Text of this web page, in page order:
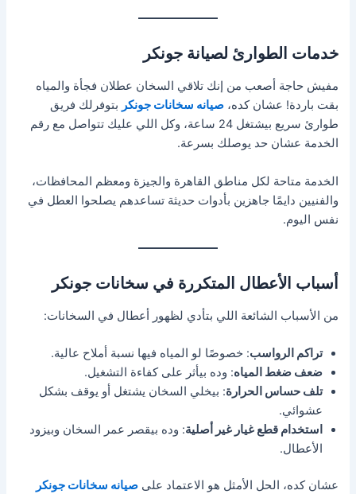
خدمات الطوارئ لصيانة جونكر
مفيش حاجة أصعب من إنك تلاقي السخان عطلان فجأة والمياه
بقت باردة! عشان كده،صيانه سخانات جونكر بتوفرلك فريق
طوارئ سريع بيشتغل 24 ساعة، وكل اللي عليك تتواصل مع رقم
الخدمة عشان حد يوصلك بسرعة.
الخدمة متاحة لكل مناطق القاهرة والجيزة ومعظم المحافظات،
والفنيين دايمًا جاهزين بأدوات حديثة تساعدهم يصلحوا العطل في
نفس اليوم.
أسباب الأعطال المتكررة في سخانات جونكر
من الأسباب الشائعة اللي بتأدي لظهور أعطال في السخانات:
تراكم الرواسب: خصوصًا لو المياه فيها نسبة أملاح عالية.
ضعف ضغط المياه: وده بيأثر على كفاءة التشغيل.
تلف حساس الحرارة: بيخلي السخان يشتغل أو يوقف بشكل
عشوائي.
استخدام قطع غيار غير أصلية: وده بيقصر عمر السخان وبيزود
الأعطال.
عشان كده، الحل الأمثل هو الاعتماد علىصيانه سخانات جونكر